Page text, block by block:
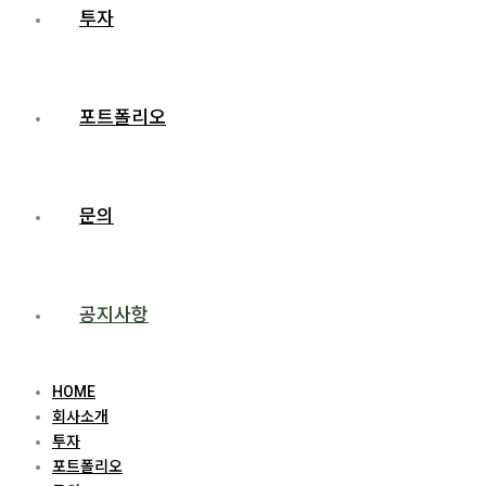
투자
포트폴리오
문의
공지사항
HOME
회사소개
투자
포트폴리오